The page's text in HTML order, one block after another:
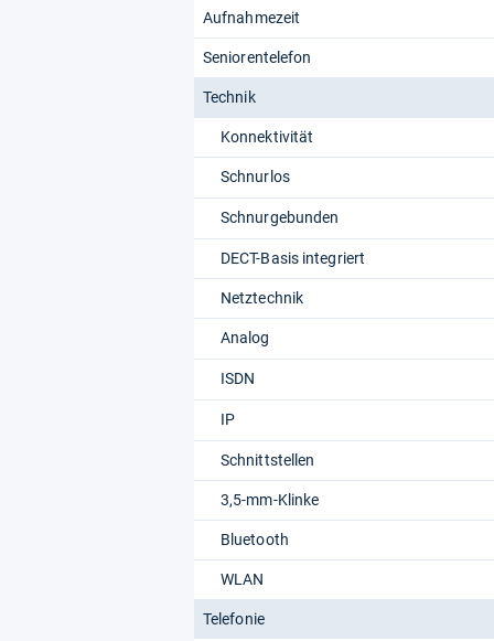
Aufnahmezeit
Seniorentelefon
Technik
Konnektivität
Schnurlos
Schnurgebunden
DECT-Basis integriert
Netztechnik
Analog
ISDN
IP
Schnittstellen
3,5-mm-Klinke
Bluetooth
WLAN
Telefonie